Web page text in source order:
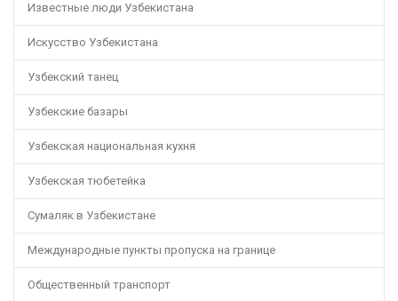
Известные люди Узбекистана
Искусство Узбекистана
Узбекский танец
Узбекские базары
Узбекская национальная кухня
Узбекская тюбетейка
Сумаляк в Узбекистане
Международные пункты пропуска на границе
Общественный транспорт